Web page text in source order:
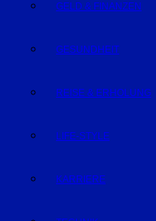
GELD & FINANZEN
GESUNDHEIT
REISE & ERHOLUNG
LIFE-STYLE
KARRIERE